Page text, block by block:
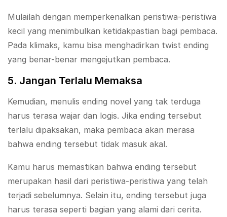
Mulailah dengan memperkenalkan peristiwa-peristiwa
kecil yang menimbulkan ketidakpastian bagi pembaca.
Pada klimaks, kamu bisa menghadirkan twist ending
yang benar-benar mengejutkan pembaca.
5. Jangan Terlalu Memaksa
Kemudian, menulis ending novel yang tak terduga
harus terasa wajar dan logis. Jika ending tersebut
terlalu dipaksakan, maka pembaca akan merasa
bahwa ending tersebut tidak masuk akal.
Kamu harus memastikan bahwa ending tersebut
merupakan hasil dari peristiwa-peristiwa yang telah
terjadi sebelumnya. Selain itu, ending tersebut juga
harus terasa seperti bagian yang alami dari cerita.